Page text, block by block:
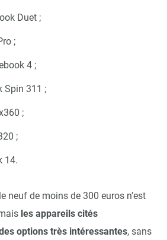
Duet ;
;
4 ;
Spin 311 ;
;
;
14.
neuf de moins de 300 euros n’est
les appareils cités
options très intéressantes, sans